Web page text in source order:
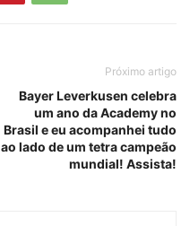
Próximo artigo
Bayer Leverkusen celebra
um ano da Academy no
Brasil e eu acompanhei tudo
ao lado de um tetra campeão
mundial! Assista!